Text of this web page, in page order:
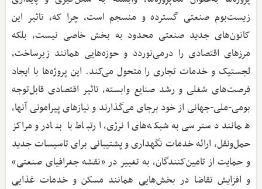
زیست‌بوم صنعتی گسترده و منسجم است، چرا که، تاثیر این
کانون‌های جدید صنعتی محدود به بخش خاصی نیست، بلکه
مرزهای اقتصادی را درمی‌نوردد و حوزه‌هایی همانند زیرساخت،
لجستیک و خدمات تجاری را متحول می‌کند. این پروژه‌ها با ایجاد
فرصت‌های شغلی و رشد صنایع وابسته، تاثیر اقتصادی قابل‌توجه
بومی-ملی-جهانی از خود برجای می‌گذارند و نیازهای پیرامونی آنها،
همانند دسترسی به شبکه‌های انرژی، ارتباط با بنادر و مراکز
حمل‌ونقل، ارائه خدمات نگهداری و پشتیبانی برای تاسیسات جدید
و حمایت از تامین‌کنندگان، به تغییر در «نقشه جغرافیای صنعتی»
و افزایش تقاضا در بخش‌هایی همانند مسکن و خدمات غذایی